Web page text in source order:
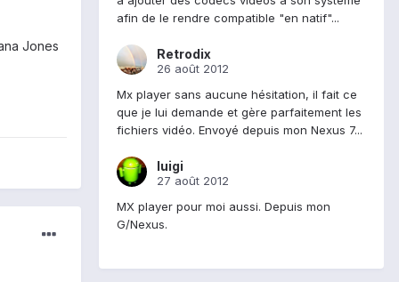
Jones
afin de le rendre compatible "en natif"...
Retrodix
26 août 2012
Mx player sans aucune hésitation, il fait ce
que je lui demande et gère parfaitement les
fichiers vidéo. Envoyé depuis mon Nexus 7...
luigi
27 août 2012
MX player pour moi aussi. Depuis mon
G/Nexus.